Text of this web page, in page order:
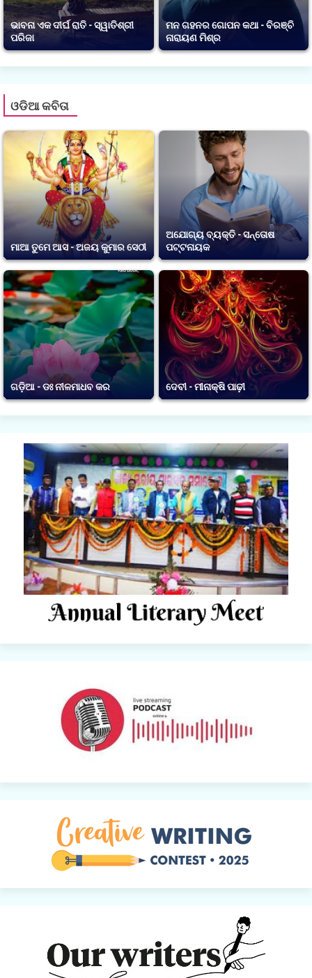
ଭାବନା ଏକ ଦୀର୍ଘ ରାତି - ସ୍ୱାତିଶ୍ରୀ
ପରିଜା
ମନ ଗହନର ଗୋପନ କଥା - ବିରଞ୍ଚି
ନାରାୟଣ ମିଶ୍ର
ଓଡିଆ କବିତା
ମାଆ ତୁମେ ଆସ - ଅଜୟ କୁମାର ସେଠୀ
ଅଯୋଗ୍ୟ ବ୍ୟକ୍ତି - ସନ୍ତୋଷ
ପଟ୍ଟନାୟକ
ଗଡ଼ିଆ - ଡଃ ନୀଳମାଧବ କର ଦେବୀ - ମୀନାକ୍ଷି ପାଢ଼ୀ